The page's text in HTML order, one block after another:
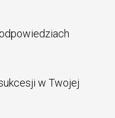
w Twojej